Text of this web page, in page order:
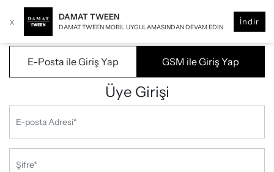
x DAMAT TWEEN
DAMAT TWEEN MOBIL UYGULAMASINDAN DEVAM EDIN
İndir
E-Posta ile Giriş Yap GSM ile Giriş Yap
Üye Girişi